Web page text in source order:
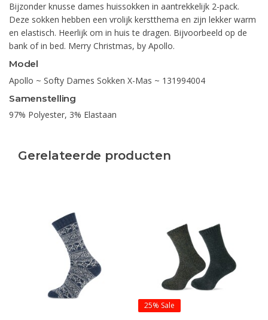
Bijzonder knusse dames huissokken in aantrekkelijk 2-pack.
Deze sokken hebben een vrolijk kerstthema en zijn lekker warm
en elastisch. Heerlijk om in huis te dragen. Bijvoorbeeld op de
bank of in bed. Merry Christmas, by Apollo.
Model
Apollo ~ Softy Dames Sokken X-Mas ~ 131994004
Samenstelling
97% Polyester, 3% Elastaan
Gerelateerde producten
25% Sale